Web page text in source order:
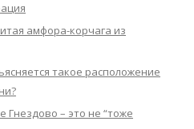
амфора-корчага из
такое расположение
Гнездово – это не “тоже